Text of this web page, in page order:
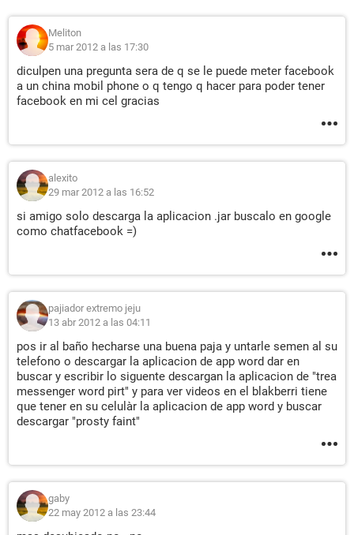
Meliton
5 mar 2012 a las 17:30
diculpen una pregunta sera de q se le puede meter facebook
a un china mobil phone o q tengo q hacer para poder tener
facebook en mi cel gracias
alexito
29 mar 2012 a las 16:52
si amigo solo descarga la aplicacion .jar buscalo en google
como chatfacebook =)
pajiador extremo jeju
13 abr 2012 a las 04:11
pos ir al baño hecharse una buena paja y untarle semen al su
telefono o descargar la aplicacion de app word dar en
buscar y escribir lo siguente descargan la aplicacion de "trea
messenger word pirt" y para ver videos en el blakberri tiene
que tener en su celulàr la aplicacion de app word y buscar
descargar "prosty faint"
gaby
22 may 2012 a las 23:44